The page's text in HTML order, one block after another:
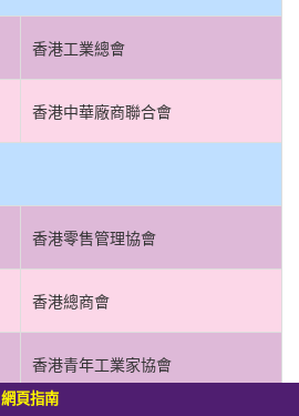
香港工業總會
香港中華廠商聯合會
香港零售管理協會
香港總商會
香港青年工業家協會
網頁指南